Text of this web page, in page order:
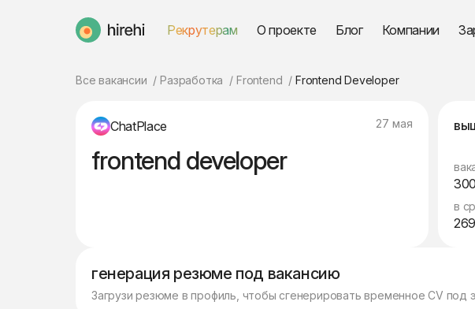
HireHi Рекрутерам О проекте Блог Компании
Все вакансии Разработка Frontend Frontend Developer
ChatPlace 27 мая
frontend developer
в
генерация резюме под вакансию
Загрузи резюме в профиль, чтобы сгенерировать временное CV под